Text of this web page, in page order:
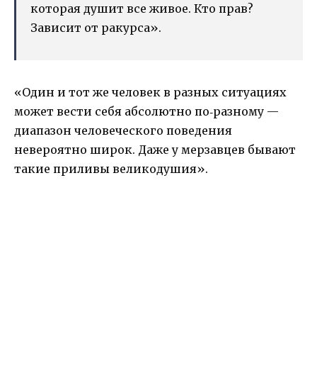
которая душит все живое. Кто прав?
Зависит от ракурса».
«Один и тот же человек в разных ситуациях
может вести себя абсолютно по‐разному —
диапазон человеческого поведения
невероятно широк. Даже у мерзавцев бывают
такие приливы великодушия».